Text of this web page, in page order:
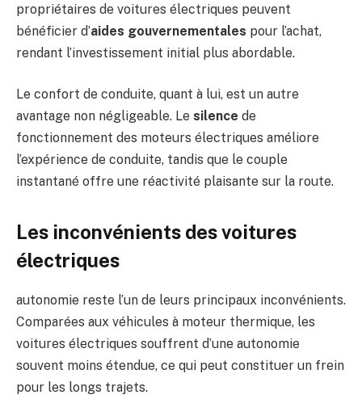
propriétaires de voitures électriques peuvent
bénéficier d’aides gouvernementales pour l’achat,
rendant l’investissement initial plus abordable.
Le confort de conduite, quant à lui, est un autre
avantage non négligeable. Le silence de
fonctionnement des moteurs électriques améliore
l’expérience de conduite, tandis que le couple
instantané offre une réactivité plaisante sur la route.
Les inconvénients des voitures
électriques
autonomie reste l’un de leurs principaux inconvénients.
Comparées aux véhicules à moteur thermique, les
voitures électriques souffrent d’une autonomie
souvent moins étendue, ce qui peut constituer un frein
pour les longs trajets.